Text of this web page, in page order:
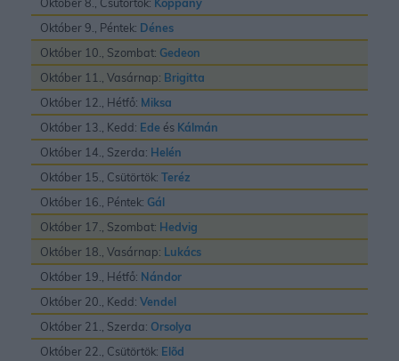
Október 9., Péntek: Dénes
Október 10., Szombat: Gedeon
Október 11., Vasárnap: Brigitta
Október 12., Hétfő: Miksa
Október 13., Kedd: Ede és Kálmán
Október 14., Szerda: Helén
Október 15., Csütörtök: Teréz
Október 16., Péntek: Gál
Október 17., Szombat: Hedvig
Október 18., Vasárnap: Lukács
Október 19., Hétfő: Nándor
Október 20., Kedd: Vendel
Október 21., Szerda: Orsolya
Október 22., Csütörtök: Elõd